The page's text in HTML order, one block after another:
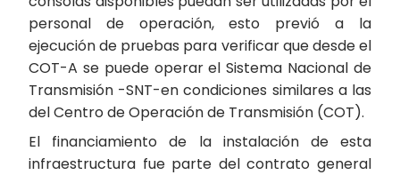
personal de operación, esto previó a la
ejecución de pruebas para verificar que desde el
COT-A se puede operar el Sistema Nacional de
Transmisión -SNT-en condiciones similares a las
del Centro de Operación de Transmisión (COT).
El financiamiento de la instalación de esta
infraestructura fue parte del contrato general